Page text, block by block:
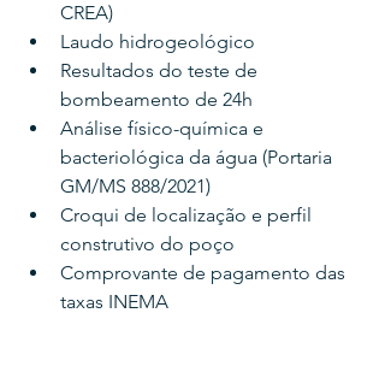
CREA)
Laudo hidrogeológico
Resultados do teste de
bombeamento de 24h
Análise físico-química e
bacteriológica da água (Portaria
GM/MS 888/2021)
Croqui de localização e perfil
construtivo do poço
Comprovante de pagamento das
taxas INEMA